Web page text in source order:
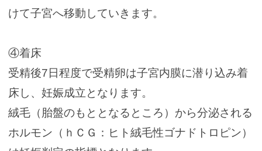
けて子宮へ移動していきます。
④着床
受精後7日程度で受精卵は子宮内膜に潜り込み着
床し、妊娠成立となります。
絨毛（胎盤のもととなるところ）から分泌される
ホルモン（ｈＣＧ：ヒト絨毛性ゴナドトロピン）